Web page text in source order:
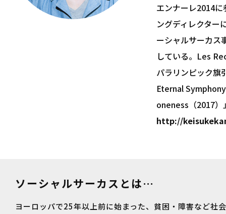
エンナーレ2014
ングディレクター
ーシャルサーカス
している。Les
パラリンピック旗
Eternal
oneness（2017）
http://
ソーシャルサーカスとは…
ヨーロッパで25年以上前に始まった、貧困・障害など社